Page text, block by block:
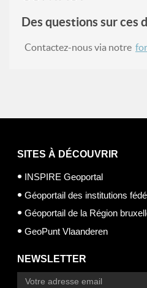
Des questions sur ces
Contactez-nous via notre
SITES À DÉCOUVRIR
INSPIRE Geoportal
Géoportail des institutions
Géoportail de la Région
GeoPunt Vlaanderen
NEWSLETTER